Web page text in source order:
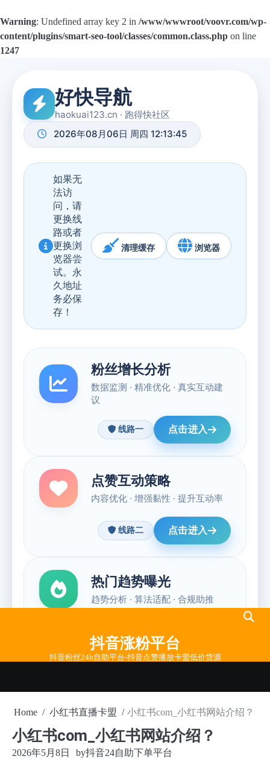
Warning: Undefined array key 2 in /www/wwwroot/voovr.com/wp-
content/plugins/smart-seo-tool/classes/common.class.php on line
1247
抖音涨粉平台
抖音粉丝24h自助平台-抖音点赞播放卡盟低价货源
Home 小红书直播卡盟 小红书com_小红书网站介绍？
小红书com_小红书网站介绍？
2026年5月8日 by抖音24自助下单平台